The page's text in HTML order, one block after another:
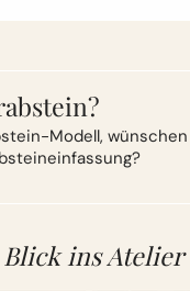
Modell,
Blick ins Atelier